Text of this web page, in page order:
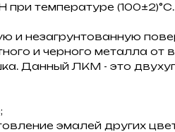
температуре (100±2)°С.
и незагрунтованную
и черного металла от
Данный ЛКМ - это
эмалей других